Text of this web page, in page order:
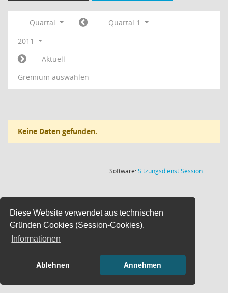
Diese Website verwendet aus technischen
Gründen Cookies (Session-Cookies).
Informationen
Ablehnen Annehmen
Quartal
Quartal 1
2011
Aktuell
Gremium auswählen
Keine Daten gefunden.
Software:SitzungsdienstSession(Wird in